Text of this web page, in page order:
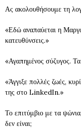
Ας ακολουθήσουμε τη
«Εδώ αναπαύεται η
κατευθύνσεις.»
«Αγαπημένος σύζυγος.
«Άγγιξε πολλές ζωές,
της στο LinkedIn.»
Το επιτύμβιο με τα
δεν είναι;